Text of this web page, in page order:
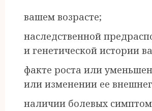
вашем возрасте;
наследственной
и генетической истории
факте роста или
или изменении ее
наличии болевых